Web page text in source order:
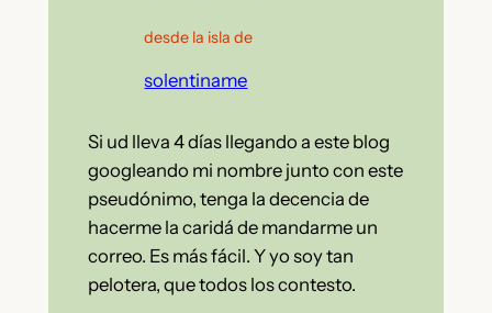
desde la isla de
solentiname
Si ud lleva 4 días llegando a este blog
googleando mi nombre junto con este
pseudónimo, tenga la decencia de
hacerme la caridá de mandarme un
correo. Es más fácil. Y yo soy tan
pelotera, que todos los contesto.